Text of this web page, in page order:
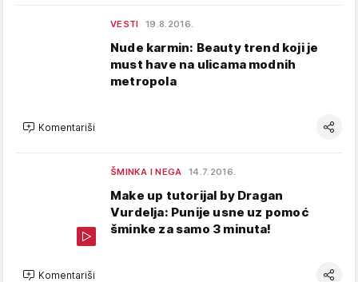
VESTI 19.8.2016.
Nude karmin: Beauty trend koji je
must have na ulicama modnih
metropola
Komentariši
ŠMINKA I NEGA 14.7.2016.
Make up tutorijal by Dragan
Vurdelja: Punije usne uz pomoć
šminke za samo 3 minuta!
Komentariši